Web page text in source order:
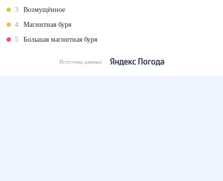
3
Возмущённое
4
Магнитная буря
5
Большая магнитная буря
Источник данных